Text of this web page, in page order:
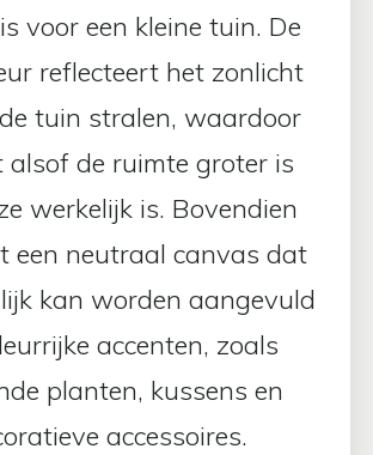
voor een kleine tuin. De
reflecteert het zonlicht
tuin stralen, waardoor
alsof de ruimte groter is
werkelijk is. Bovendien
een neutraal canvas dat
kan worden aangevuld
accenten, zoals
planten, kussens en
accessoires.